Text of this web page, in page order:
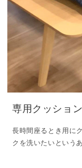
専用クッション
長時間座るとき用に
クを洗いたいという